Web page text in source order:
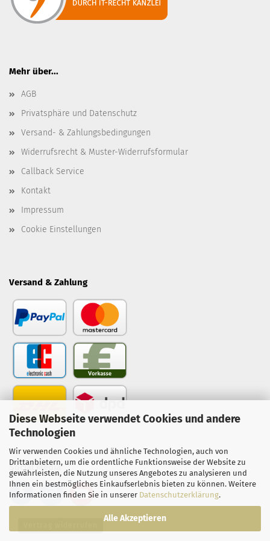
Diese Webseite verwendet Cookies und andere
Technologien
Wir verwenden Cookies und ähnliche Technologien, auch von
Drittanbietern, um die ordentliche Funktionsweise der Website zu
gewährleisten, die Nutzung unseres Angebotes zu analysieren und
Ihnen ein bestmögliches Einkaufserlebnis bieten zu können. Weitere
Informationen finden Sie in unserer Datenschutzerklärung.
Alle Akzeptieren
Mehr über...
AGB
Privatsphäre und Datenschutz
Versand- & Zahlungsbedingungen
Widerrufsrecht & Muster-Widerrufsformular
Callback Service
Kontakt
Impressum
Cookie Einstellungen
Versand & Zahlung
Social Media